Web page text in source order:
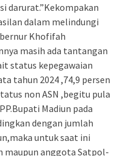
darurat.”Kekompakan
dalam melindungi
Khofifah
masih ada tantangan
status kepegawaian
tahun 2024 ,74,9 persen
non ASN ,begitu pula
Madiun pada
dengan jumlah
untuk saat ini
maupun anggota Satpol-